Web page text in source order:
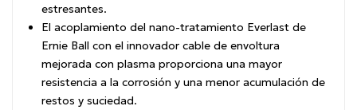
estresantes.
El acoplamiento del nano-tratamiento Everlast de
Ernie Ball con el innovador cable de envoltura
mejorada con plasma proporciona una mayor
resistencia a la corrosión y una menor acumulación de
restos y suciedad.